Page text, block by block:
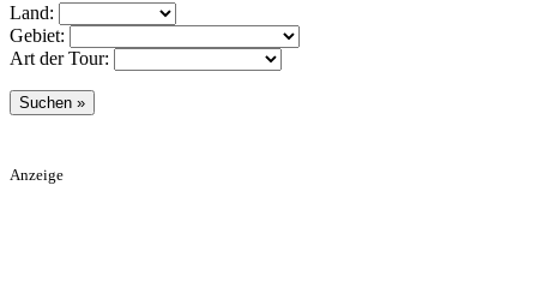
Land:
Gebiet:
Art der Tour:
Anzeige